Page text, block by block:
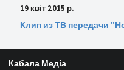
19 квіт 2015 р.
Клип из ТВ передачи
Кабала Медіа